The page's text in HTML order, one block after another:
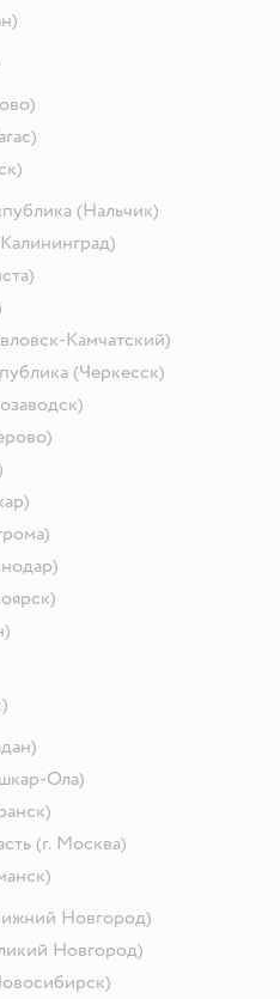
(Нальчик)
Камчатский)
(Черкесск)
Ола)
(г. Москва)
Новгород)
Новгород)